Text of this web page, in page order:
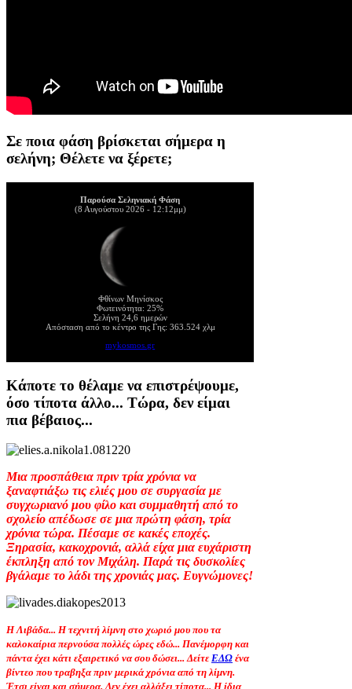
Σε ποια φάση βρίσκεται σήμερα η
σελήνη; Θέλετε να ξέρετε;
Παρούσα Σεληνιακή Φάση
(8 Αυγούστου 2026 - 12:12μμ)
Φθίνων Μηνίσκος
Φωτεινότητα: 25%
Σελήνη 24,6 ημερών
Απόσταση από το κέντρο της Γης: 363.524 χλμ
mykosmos.gr
Κάποτε το θέλαμε να επιστρέψουμε,
όσο τίποτα άλλο... Τώρα, δεν είμαι
πια βέβαιος...
Μια προσπάθεια πριν τρία χρόνια να
ξαναφτιάξω τις ελιές μου σε συργασία με
συγχωριανό μου φίλο και συμμαθητή από το
σχολείο απέδωσε σε μια πρώτη φάση, τρία
χρόνια τώρα. Πέσαμε σε κακές εποχές.
Ξηρασία, κακοχρονιά, αλλά είχα μια ευχάριστη
έκπληξη από τον Μιχάλη. Παρά τις δυσκολίες
βγάλαμε το λάδι της χρονιάς μας. Ευγνώμονες!
Η Λιβάδα... Η τεχνιτή λίμνη στο χωριό μου που τα
καλοκαίρια περνούσα πολλές ώρες εδώ... Πανέμορφη και
πάντα έχει κάτι εξαιρετικό να σου δώσει... Δείτε ΕΔΩ ένα
βίντεο που τραβηξα πριν μερικά χρόνια από τη λίμνη.
Έτσι είναι και σήμερα. Δεν έχει αλλάξει τίποτα... Η ίδια